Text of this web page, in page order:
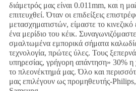
διάμετρός μας είναι 0.011mm, και η
επιτευχθεί. Όταν οι επιδείξεις
μετασχηματιστών, είμαστε το
ένα μερίδιο του κέικ.
σμαλτωμένα εμπορικά σήματα
τεχνολογία, πρώτες ύλες. Τους
υπηρεσίας, γρήγορη απάντηση» 30% η
το πλεονέκτημά μας. Όλο και
μας επιλέγουν ως προμηθευτής-